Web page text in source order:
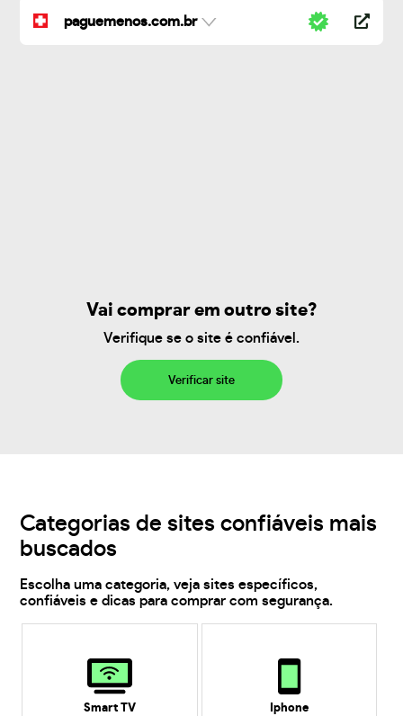
paguemenos.com.br
Vai comprar em outro site?
Verifique se o site é confiável.
Verificar site
Categorias de sites confiáveis mais
buscados
Escolha uma categoria, veja sites específicos,
confiáveis e dicas para comprar com segurança.
Smart TV Iphone